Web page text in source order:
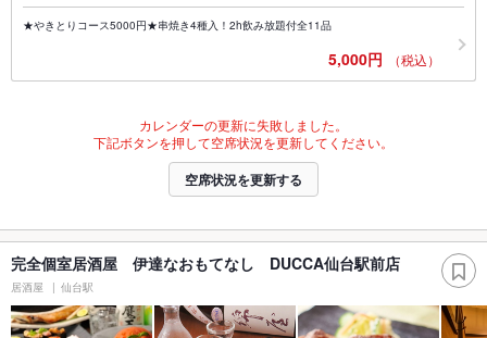
★やきとりコース5000円★串焼き4種入！2h飲み放題付全11品
5,000円 （税込）
カレンダーの更新に失敗しました。
下記ボタンを押して空席状況を更新してください。
空席状況を更新する
完全個室居酒屋 伊達なおもてなし DUCCA仙台駅前店
居酒屋 仙台駅